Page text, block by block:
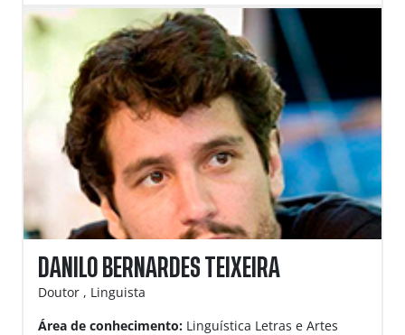
DANILO BERNARDES TEIXEIRA
Doutor , Linguista
Área de conhecimento: Linguística Letras e Artes